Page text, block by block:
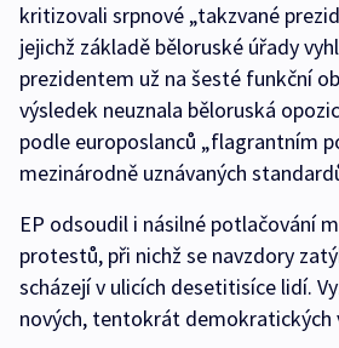
kritizovali srpnové „takzvané
jejichž základě běloruské úřady
prezidentem už na šesté funkční
výsledek neuznala běloruská
podle europoslanců „flagrantním
mezinárodně uznávaných
EP odsoudil i násilné potlačování
protestů, při nichž se navzdory
scházejí v ulicích desetitisíce lidí.
nových, tentokrát demokratických